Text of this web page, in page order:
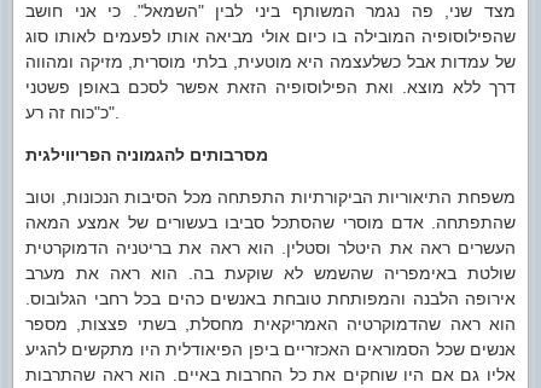
מצד שני, פה נגמר המשותף ביני לבין "השמאל". כי אני חושב
שהפילוסופיה המובילה בו כיום אולי מביאה אותו לפעמים לאותו סוג
של עמדות אבל כשלעצמה היא מוטעית, בלתי מוסרית, מזיקה ומהווה
דרך ללא מוצא. ואת הפילוסופיה הזאת אפשר לסכם באופן פשטני
כ"כוח זה רע".
מסרבותים להגמוניה הפריווילגית
משפחת התיאוריות הביקורתיות התפתחה מכל הסיבות הנכונות, וטוב
שהתפתחה. אדם מוסרי שהסתכל סביבו בעשורים של אמצע המאה
העשרים ראה את היטלר וסטלין. הוא ראה את בריטניה הדמוקרטית
שולטת באימפריה שהשמש לא שוקעת בה. הוא ראה את מערב
אירופה הלבנה והמפותחת טובחת באנשים כהים בכל רחבי הגלובוס.
הוא ראה שהדמוקרטיה האמריקאית מחסלת, בשתי פצצות, מספר
אנשים שכל הסמוראים האכזריים ביפן הפיאודלית היו מתקשים להגיע
אליו גם אם היו שוחקים את כל החרבות באיים. הוא ראה שהתרבות